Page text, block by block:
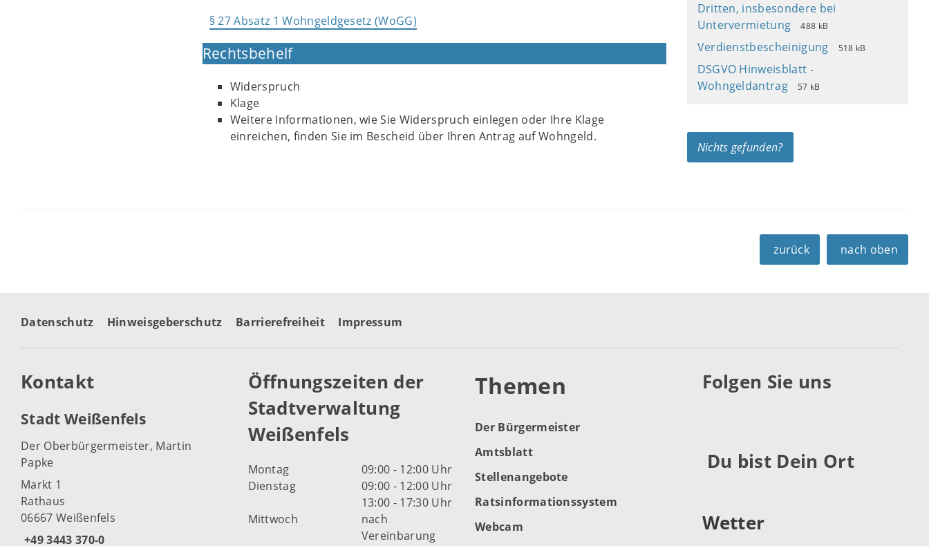
§ 27 Absatz 1 Wohngeldgesetz (WoGG)
Rechtsbehelf
Widerspruch
Klage
Weitere Informationen, wie Sie Widerspruch einlegen oder Ihre Klage
einreichen, finden Sie im Bescheid über Ihren Antrag auf Wohngeld.
Dritten, insbesondere bei
Untervermietung
488 kB
Verdienstbescheinigung 518 kB
DSGVO Hinweisblatt -
Wohngeldantrag
57 kB
Nichts gefunden?
zurück nach oben
Datenschutz Hinweisgeberschutz Barrierefreiheit Impressum
Kontakt
Stadt Weißenfels
Der Oberbürgermeister, Martin
Papke
Markt 1
Rathaus
06667 Weißenfels
+49 3443 370-0
Öffnungszeiten der
Stadtverwaltung
Weißenfels
Montag
09:00 - 12:00 Uhr
Dienstag
09:00 - 12:00 Uhr
13:00 - 17:30 Uhr
Mittwoch
nach
Vereinbarung
Themen
Der Bürgermeister
Amtsblatt
Stellenangebote
Ratsinformationssystem
Webcam
Folgen Sie uns
Du bist Dein Ort
Wetter